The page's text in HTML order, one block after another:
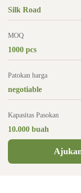
Silk Road
MOQ
1000 pcs
Patokan harga
negotiable
Kapasitas Pasokan
10.000 buah